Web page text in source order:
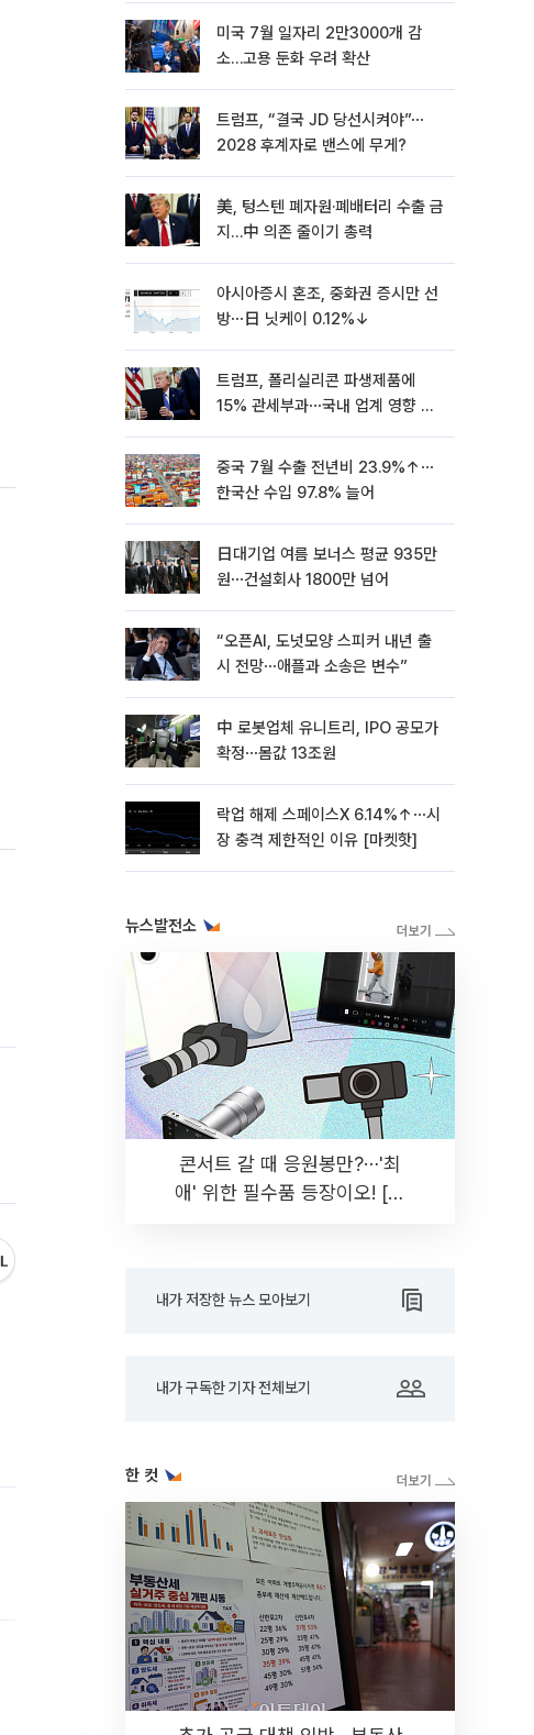
미국 7월 일자리 2만3000개 감
소…고용 둔화 우려 확산
트럼프, “결국 JD 당선시켜야”⋯
2028 후계자로 밴스에 무게?
美, 텅스텐 폐자원·폐배터리 수출 금
지…中 의존 줄이기 총력
아시아증시 혼조, 중화권 증시만 선
방⋯日 닛케이 0.12%↓
트럼프, 폴리실리콘 파생제품에
15% 관세부과⋯국내 업계 영향 촉
중국 7월 수출 전년비 23.9%↑⋯
한국산 수입 97.8% 늘어
日대기업 여름 보너스 평균 935만
원⋯건설회사 1800만 넘어
“오픈AI, 도넛모양 스피커 내년 출
시 전망⋯애플과 소송은 변수”
中 로봇업체 유니트리, IPO 공모가
확정⋯몸값 13조원
락업 해제 스페이스X 6.14%↑⋯시
장 충격 제한적인 이유 [마켓핫]
뉴스발전소
콘서트 갈 때 응원봉만?⋯'최
애' 위한 필수품 등장이오! [솔
내가 저장한 뉴스 모아보기
내가 구독한 기자 전체보기
한 컷